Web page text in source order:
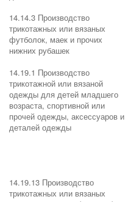
14.14.3 Производство
трикотажных или вязаных
футболок, маек и прочих
нижних рубашек
14.19.1 Производство
трикотажной или вязаной
одежды для детей младшего
возраста, спортивной или
прочей одежды, аксессуаров и
деталей одежды
14.19.13 Производство
трикотажных или вязаных